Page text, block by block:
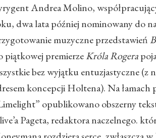
Andrea Molino,
dwa lata później nominowany do
muzyczne przedstawień
piątkowej premierzeKróla Rogera
bez wyjątku entuzjastyczne (z
koncepcji Holtena). Na łamach
opublikowano obszerny
Pageta, redaktora naczelnego.